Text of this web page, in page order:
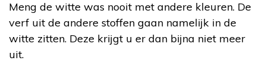
Meng de witte was nooit met andere kleuren. De
verf uit de andere stoffen gaan namelijk in de
witte zitten. Deze krijgt u er dan bijna niet meer
uit.